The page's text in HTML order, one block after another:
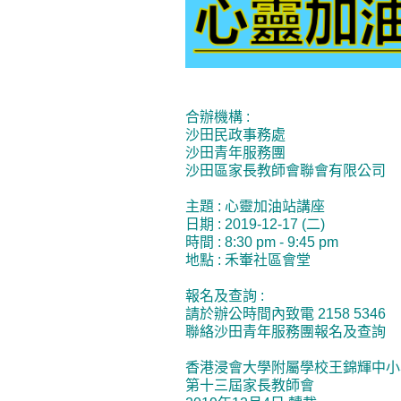
合辦機構 :
沙田民政事務處
沙田青年服務團
沙田區家長教師會聯會有限公司
主題 : 心靈加油站講座
日期 : 2019-12-17 (二)
時間 : 8:30 pm - 9:45 pm
地點 : 禾輋社區會堂
報名及查詢 :
請於辦公時間內致電 2158 5346
聯絡沙田青年服務團報名及查詢
香港浸會大學附屬學校王錦輝中
第十三屆家長教師會